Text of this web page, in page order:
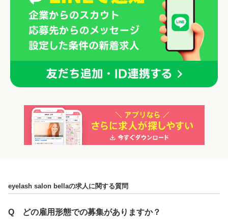
「正社員」を募集している店舗
など）が見られます
eyelash salon bella
eyelash salon bellaの求人に関する質問
Q
どの雇用形態での募集がありますか？